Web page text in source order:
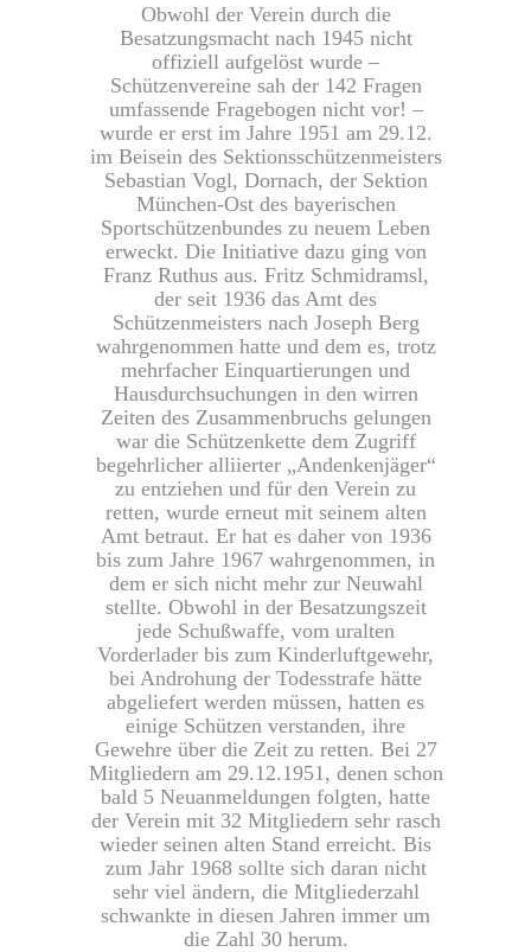
Obwohl der Verein durch die
Besatzungsmacht nach 1945 nicht
offiziell aufgelöst wurde –
Schützenvereine sah der 142 Fragen
umfassende Fragebogen nicht vor! –
wurde er erst im Jahre 1951 am 29.12.
im Beisein des Sektionsschützenmeisters
Sebastian Vogl, Dornach, der Sektion
München-Ost des bayerischen
Sportschützenbundes zu neuem Leben
erweckt. Die Initiative dazu ging von
Franz Ruthus aus. Fritz Schmidramsl,
der seit 1936 das Amt des
Schützenmeisters nach Joseph Berg
wahrgenommen hatte und dem es, trotz
mehrfacher Einquartierungen und
Hausdurchsuchungen in den wirren
Zeiten des Zusammenbruchs gelungen
war die Schützenkette dem Zugriff
begehrlicher alliierter „Andenkenjäger“
zu entziehen und für den Verein zu
retten, wurde erneut mit seinem alten
Amt betraut. Er hat es daher von 1936
bis zum Jahre 1967 wahrgenommen, in
dem er sich nicht mehr zur Neuwahl
stellte. Obwohl in der Besatzungszeit
jede Schußwaffe, vom uralten
Vorderlader bis zum Kinderluftgewehr,
bei Androhung der Todesstrafe hätte
abgeliefert werden müssen, hatten es
einige Schützen verstanden, ihre
Gewehre über die Zeit zu retten. Bei 27
Mitgliedern am 29.12.1951, denen schon
bald 5 Neuanmeldungen folgten, hatte
der Verein mit 32 Mitgliedern sehr rasch
wieder seinen alten Stand erreicht. Bis
zum Jahr 1968 sollte sich daran nicht
sehr viel ändern, die Mitgliederzahl
schwankte in diesen Jahren immer um
die Zahl 30 herum.